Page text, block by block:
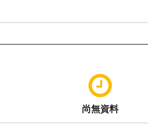
尚無資料